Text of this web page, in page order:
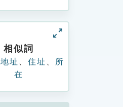
相似詞
地址 住址
所
在